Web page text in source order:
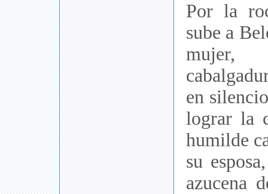
Por la
sube a
mujer,
en
lograr la
humilde
su
azucena